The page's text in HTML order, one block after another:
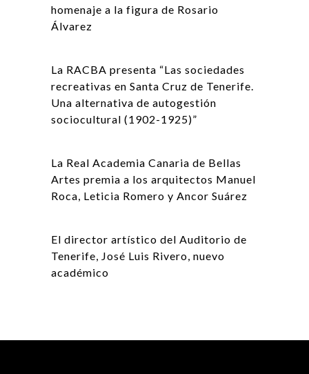
homenaje a la figura de Rosario
Álvarez
La RACBA presenta “Las sociedades
recreativas en Santa Cruz de Tenerife.
Una alternativa de autogestión
sociocultural (1902-1925)”
La Real Academia Canaria de Bellas
Artes premia a los arquitectos Manuel
Roca, Leticia Romero y Ancor Suárez
El director artístico del Auditorio de
Tenerife, José Luis Rivero, nuevo
académico